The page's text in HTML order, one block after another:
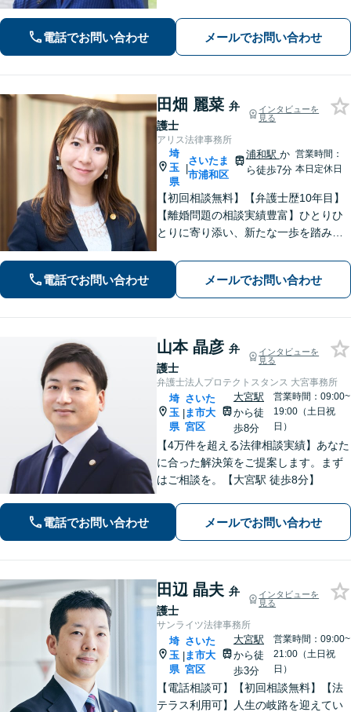
解決まで全て弁護士が対応し、負担を
軽減します【北浦和駅7分】
電話でお問い合わせ メールでお問い合わせ
田畑 麗菜 弁
護士
インタビューを
見る
アリス法律事務所
埼
玉
県
|
さいたま
市浦和区
浦和駅 か
ら徒歩7分
営業時間：
本日定休日
【初回相談無料】【弁護士歴10年目】
【離婚問題の相談実績豊富】ひとりひ
とりに寄り添い、新たな一歩を踏み出
や辛さに共感し、最後までサポート
「何を相談すればよいかわからない」
という方も、お気軽にご相談ください
電話でお問い合わせ メールでお問い合わせ
山本 晶彦 弁
護士
インタビューを
見る
弁護士法人プロテクトスタンス 大宮事務所
埼
玉
県
|
さいた
ま市大
宮区
大宮駅
から徒
歩8分
営業時間：09:00~
19:00（土日祝
日）
【4万件を超える法律相談実績】あなた
に合った解決策をご提案します。まず
はご相談を。【大宮駅 徒歩8分】
電話でお問い合わせ メールでお問い合わせ
田辺 晶夫 弁
護士
インタビューを
見る
サンライツ法律事務所
埼
玉
県
|
さいた
ま市大
宮区
大宮駅
から徒
歩3分
営業時間：09:00~
21:00（土日祝
日）
【電話相談可】【初回相談無料】【法
テラス利用可】人生の岐路を迎えてい